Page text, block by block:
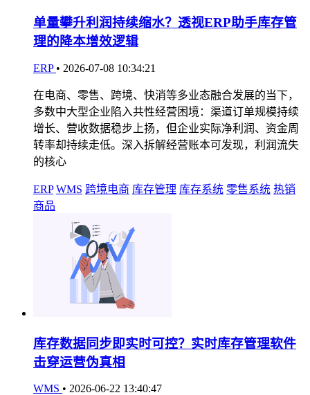
单量攀升利润持续缩水？透视ERP助手库存管
理的降本增效逻辑
ERP • 2026-07-08 10:34:21
在电商、零售、跨境、快消等多业态融合发展的当下，
多数中大型企业陷入共性经营困境：渠道订单规模持续
增长、营收数据稳步上扬，但企业实际净利润、资金周
转率却持续走低。深入拆解经营账本可发现，利润流失
的核心
ERP WMS 跨境电商 库存管理 库存系统 零售系统 热销
商品
库存数据同步即实时可控？实时库存管理软件
击穿运营伪真相
WMS • 2026-06-22 13:40:47